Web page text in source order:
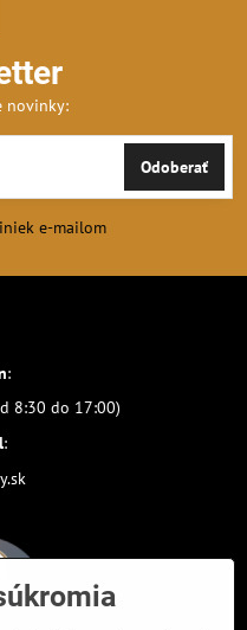
novinky:
Odoberať
e-mailom
:
8:30 do 17:00)
: